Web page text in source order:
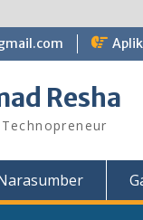
Resha